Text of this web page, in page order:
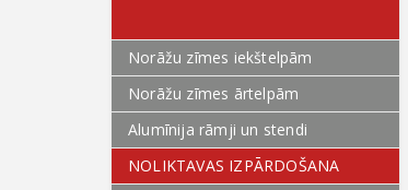
Norāžu zīmes iekštelpām
Norāžu zīmes ārtelpām
Alumīnija rāmji un stendi
NOLIKTAVAS IZPĀRDOŠANA